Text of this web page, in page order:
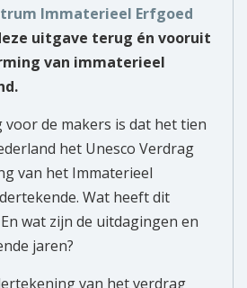
Immaterieel Erfgoed
uitgave terug én vooruit
van immaterieel
voor de makers is dat het tien
het Unesco Verdrag
van het Immaterieel
Wat heeft dit
wat zijn de uitdagingen en
jaren?
van het verdrag